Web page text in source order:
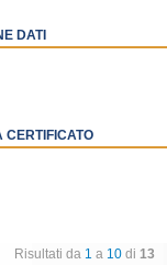
DATI
CERTIFICATO
Risultati da 1 a 10 di 13